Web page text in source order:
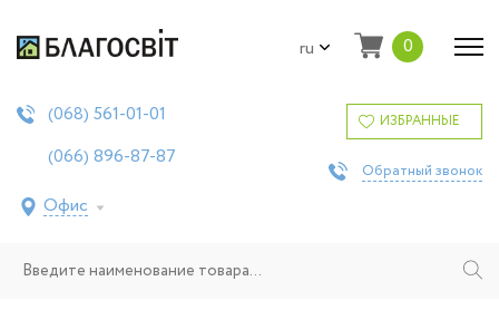
ru 0
(068) 561-01-01
(066) 896-87-87
Офис
ИЗБРАННЫЕ
Обратный звонок